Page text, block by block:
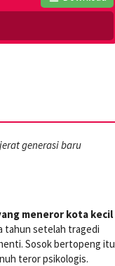
generasi baru
meneror kota kecil
tahun setelah tragedi
Sosok bertopeng itu
teror psikologis.